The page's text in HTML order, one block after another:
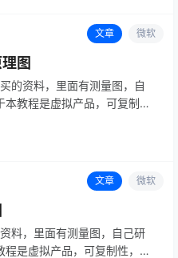
文章 微软
图
的资料，里面有测量图，自
本教程是虚拟产品，可复制
：拆机帮
文章 微软
料，里面有测量图，自己研
是虚拟产品，可复制性，不